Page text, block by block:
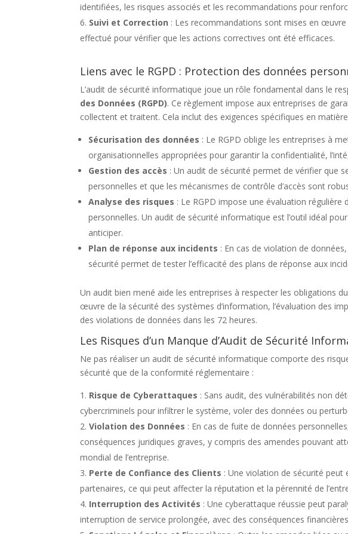
identifiées, les risques associés et les recommandations pour
Suivi et Correction : Les recommandations sont mises en
effectué pour vérifier que les actions correctives ont été efficaces.
Liens avec le RGPD : Protection des données
L’audit de sécurité informatique joue un rôle fondamental dans le
des Données (RGPD). Ce règlement impose aux entreprises de
collectent et traitent. Cela inclut des exigences spécifiques en
Sécurisation des données : Le RGPD oblige les entreprises à
organisationnelles appropriées pour garantir la confidentialité,
Gestion des accès : Un audit de sécurité permet de vérifier que
personnelles et que les mécanismes de contrôle d’accès sont
Analyse des risques : Le RGPD impose une évaluation
personnelles. Un audit de sécurité informatique est l’outil idéal
anticiper.
Plan de réponse aux incidents : En cas de violation de
sécurité permet de tester l’efficacité des plans de réponse aux
Un audit bien mené aide les entreprises à respecter les obligations
œuvre de la sécurité des systèmes d’information, l’évaluation des
des violations de données dans les 72 heures.
Les Risques d’un Manque d’Audit de Sécurité
Ne pas réaliser un audit de sécurité informatique comporte des
sécurité que de la conformité réglementaire :
Risque de Cyberattaques : Sans audit, des vulnérabilités non
cybercriminels pour infiltrer le système, voler des données ou
Violation des Données : En cas de fuite de données
conséquences juridiques graves, y compris des amendes pouvant
mondial de l’entreprise.
Perte de Confiance des Clients : Une violation de sécurité
partenaires, ce qui peut affecter la réputation et la pérennité de
Interruption des Activités : Une cyberattaque réussie peut
interruption de service prolongée, avec des conséquences